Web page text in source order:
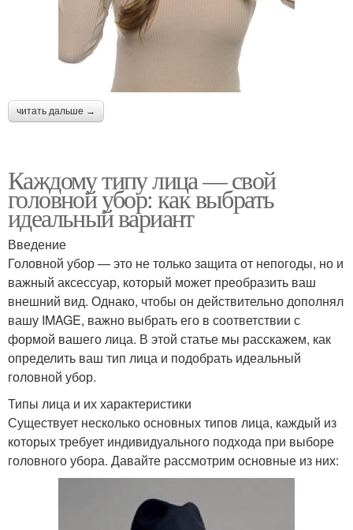
читать дальше →
Каждому типу лица — свой
головной убор: как выбрать
идеальный вариант
Введение
Головной убор — это не только защита от непогоды, но и
важный аксессуар, который может преобразить ваш
внешний вид. Однако, чтобы он действительно дополнял
вашу IMAGE, важно выбрать его в соответствии с
формой вашего лица. В этой статье мы расскажем, как
определить ваш тип лица и подобрать идеальный
головной убор.
Типы лица и их характеристики
Существует несколько основных типов лица, каждый из
которых требует индивидуального подхода при выборе
головного убора. Давайте рассмотрим основные из них: